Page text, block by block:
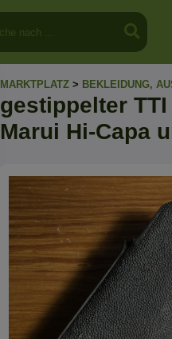
MARKTPLATZ > BEKLEIDUNG,
gestippelter
Marui Hi-Capa